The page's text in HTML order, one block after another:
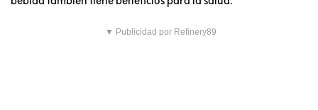
▼ Publicidad por Refinery89